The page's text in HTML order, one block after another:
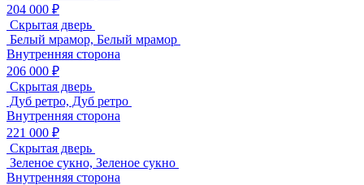
204 000 ₽
Скрытая дверь
Белый мрамор, Белый мрамор
Внутренняя сторона
206 000 ₽
Скрытая дверь
Дуб ретро, Дуб ретро
Внутренняя сторона
221 000 ₽
Скрытая дверь
Зеленое сукно, Зеленое сукно
Внутренняя сторона